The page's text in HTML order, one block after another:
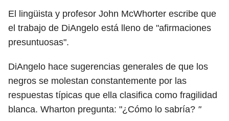
El lingüista y profesor John McWhorter escribe que
el trabajo de DiAngelo está lleno de "afirmaciones
presuntuosas".
DiAngelo hace sugerencias generales de que los
negros se molestan constantemente por las
respuestas típicas que ella clasifica como fragilidad
blanca. Wharton pregunta: "¿Cómo lo sabría? "